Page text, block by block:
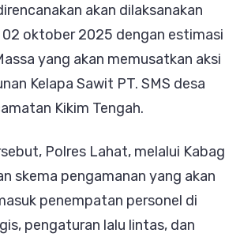
akan dilaksanakan
02 oktober 2025 dengan estimasi
yang akan memusatkan aksi
Kelapa Sawit PT. SMS desa
Kikim Tengah.
Polres Lahat, melalui Kabag
skema pengamanan yang akan
penempatan personel di
pengaturan lalu lintas, dan